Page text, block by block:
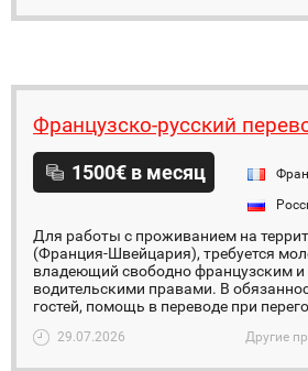
Французско-русский
1500€ в месяц
Для работы с проживанием на
(Франция-Швейцария), требуется
владеющий свободно французским
водительскими правами. В
гостей, помощь в переводе при
29.07.2026 Другие